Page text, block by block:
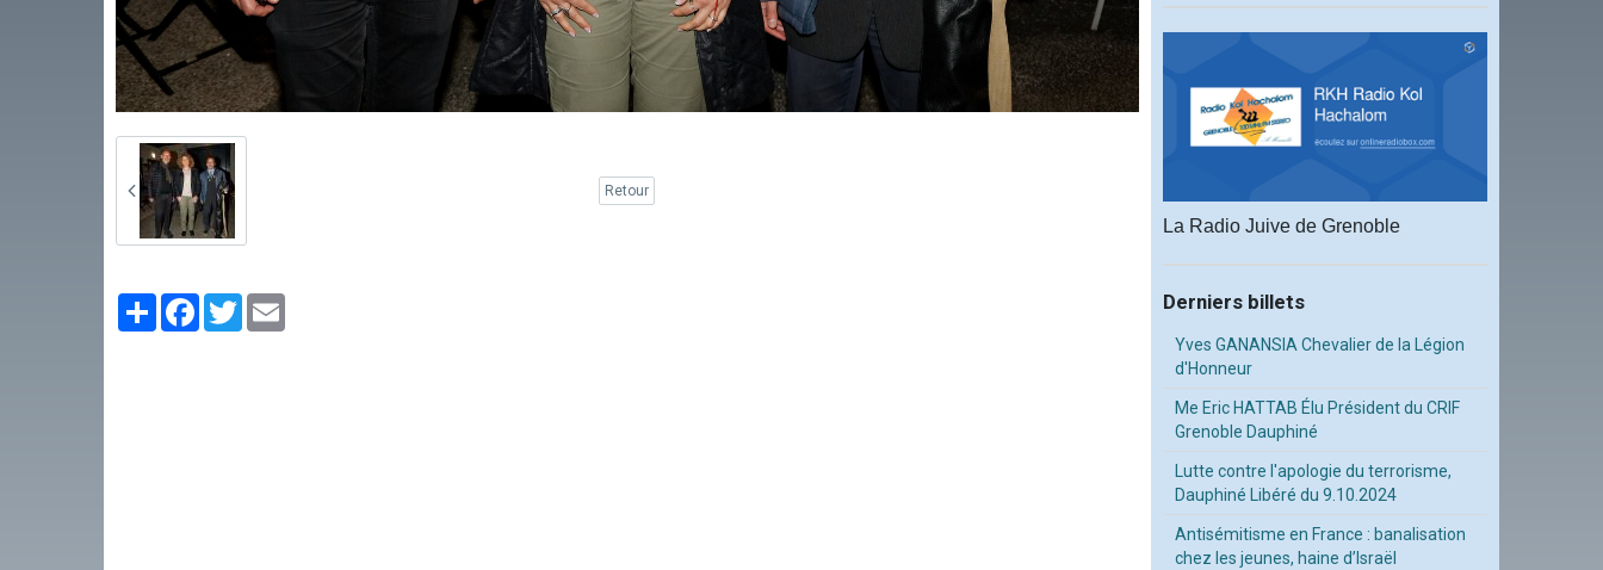
Retour
PartagerFacebook
Twitter
La Radio Juive de Grenoble
Derniers billets
Yves GANANSIA Chevalier de la Légion
d'Honneur
Me Eric HATTAB Élu Président du CRIF
Grenoble Dauphiné
Lutte contre l'apologie du terrorisme,
Dauphiné Libéré du 9.10.2024
Antisémitisme en France : banalisation
chez les jeunes, haine d’Israël